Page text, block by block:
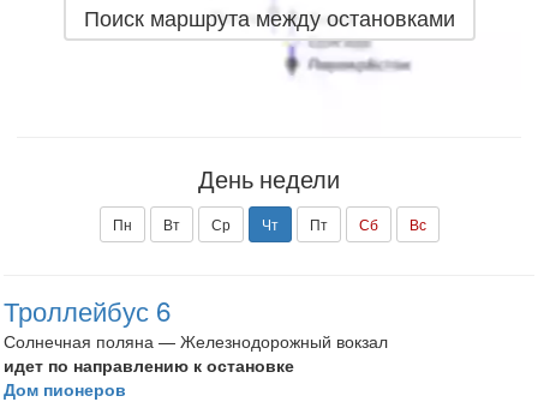
Поиск маршрута между остановками
День недели
Пн Вт Ср Чт Пт Сб Вс
Троллейбус 6
Солнечная поляна — Железнодорожный вокзал
идет по направлению к остановке
Дом пионеров